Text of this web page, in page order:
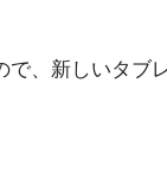
、新しいタブ